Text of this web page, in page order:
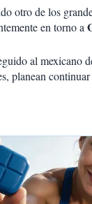
otro de los
en torno a
al mexicano
planean